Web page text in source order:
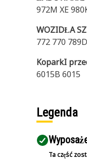
972M XE
WOZIDŁA
772 770
KoparkI
6015B 6015
Legenda
Ta część